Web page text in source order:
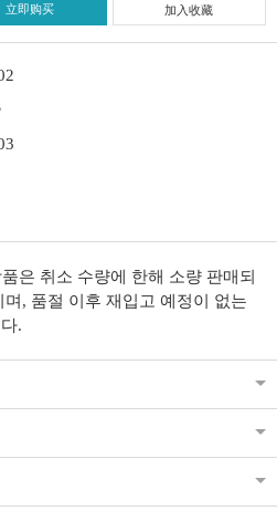
立即购买 加入收藏
은 취소 수량에 한해 소량 판매되
며, 품절 이후 재입고 예정이 없는
.